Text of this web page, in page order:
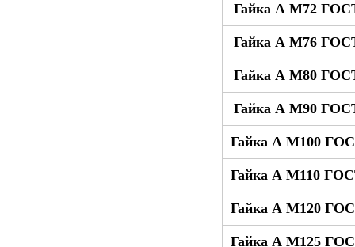
Гайка А М72
Гайка А М76
Гайка А М80
Гайка А М90
Гайка А М100
Гайка А М110
Гайка А М120
Гайка А М125